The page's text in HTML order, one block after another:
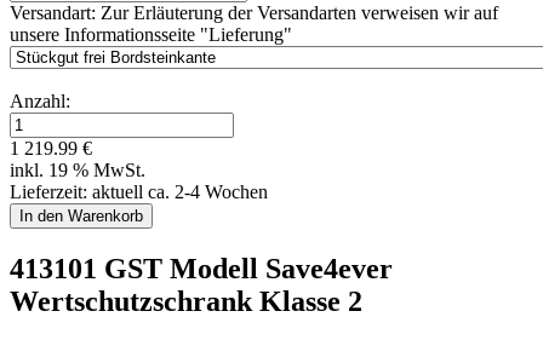
Versandart: Zur Erläuterung der Versandarten verweisen wir auf
unsere Informationsseite "Lieferung"
Anzahl:
1 219.99 €
inkl. 19 % MwSt.
Lieferzeit: aktuell ca. 2-4 Wochen
413101 GST Modell Save4ever
Wertschutzschrank Klasse 2